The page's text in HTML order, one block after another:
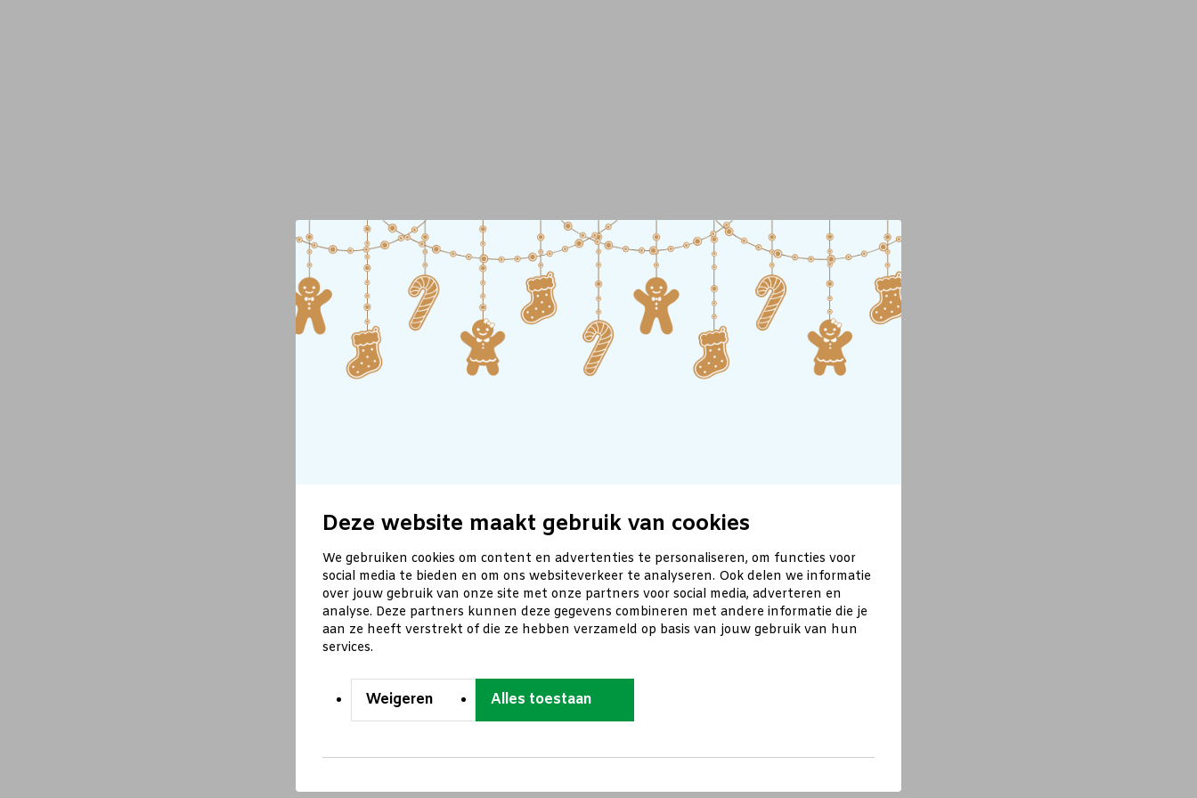
Deze website maakt gebruik van cookies
We gebruiken cookies om content en advertenties te personaliseren, om functies voor
social media te bieden en om ons websiteverkeer te analyseren. Ook delen we informatie
over jouw gebruik van onze site met onze partners voor social media, adverteren en
analyse. Deze partners kunnen deze gegevens combineren met andere informatie die je
aan ze heeft verstrekt of die ze hebben verzameld op basis van jouw gebruik van hun
services.
Weigeren Alles toestaan